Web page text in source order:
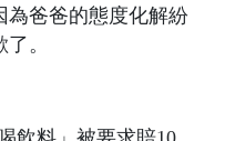
為爸爸的態度化解紛
。